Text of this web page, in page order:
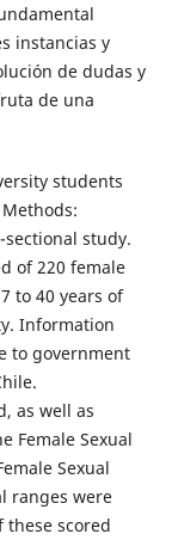
instancias y
de dudas y
de una
students
study.
of 220 female
to 40 years of
Information
to government
as well as
Female Sexual
Sexual
ranges were
scored